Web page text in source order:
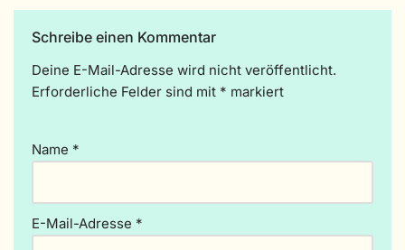
Schreibe einen Kommentar
Deine E-Mail-Adresse wird nicht veröffentlicht.
Erforderliche Felder sind mit * markiert
Name *
E-Mail-Adresse *
A
lt
n
ti
v